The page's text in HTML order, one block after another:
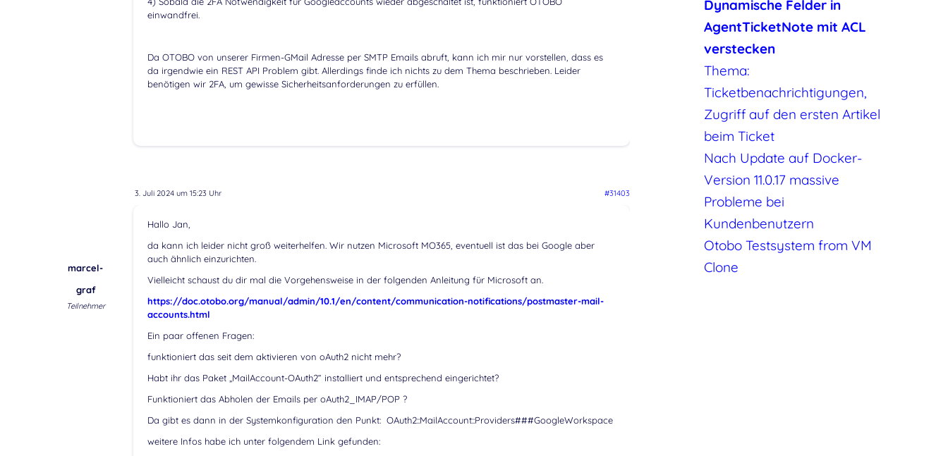
einwandfrei.
Da OTOBO von unserer Firmen-GMail Adresse per SMTP Emails abruft, kann ich mir nur vorstellen, dass es
da irgendwie ein REST API Problem gibt. Allerdings finde ich nichts zu dem Thema beschrieben. Leider
benötigen wir 2FA, um gewisse Sicherheitsanforderungen zu erfüllen.
3. Juli 2024 um 15:23 Uhr #31403
marcel-
graf
Teilnehmer
Hallo Jan,
da kann ich leider nicht groß weiterhelfen. Wir nutzen Microsoft MO365, eventuell ist das bei Google aber
auch ähnlich einzurichten.
Vielleicht schaust du dir mal die Vorgehensweise in der folgenden Anleitung für Microsoft an.
https://doc.otobo.org/manual/admin/10.1/en/content/communication-notifications/postmaster-mail-
accounts.html
Ein paar offenen Fragen:
funktioniert das seit dem aktivieren von oAuth2 nicht mehr?
Habt ihr das Paket „MailAccount-OAuth2“ installiert und entsprechend eingerichtet?
Funktioniert das Abholen der Emails per oAuth2_IMAP/POP ?
Da gibt es dann in der Systemkonfiguration den Punkt: OAuth2::MailAccount::Providers###GoogleWorkspace
weitere Infos habe ich unter folgendem Link gefunden:
Dynamische Felder in
AgentTicketNote mit ACL
verstecken
Thema:
Ticketbenachrichtigungen,
Zugriff auf den ersten Artikel
beim Ticket
Nach Update auf Docker-
Version 11.0.17 massive
Probleme bei
Kundenbenutzern
Otobo Testsystem from VM
Clone